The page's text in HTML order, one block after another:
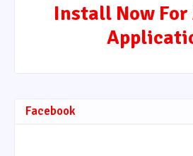
Install Now
Facebook